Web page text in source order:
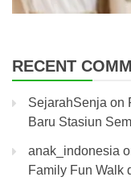
RECENT
SejarahSenja on
Baru Stasiun
anak_indonesia
Family Fun Walk